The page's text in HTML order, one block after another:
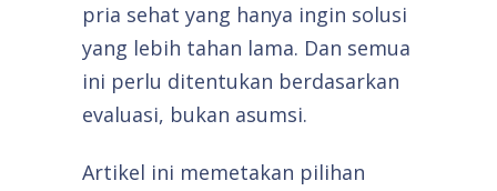
pria sehat yang hanya ingin solusi
yang lebih tahan lama. Dan semua
ini perlu ditentukan berdasarkan
evaluasi, bukan asumsi.
Artikel ini memetakan pilihan